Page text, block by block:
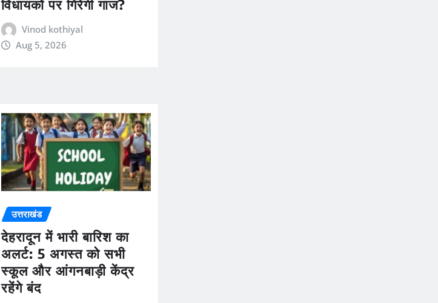
विधायकों पर गिरेगी गाज?
Vinod kothiyal
Aug 5, 2026
उत्तराखंड
देहरादून में भारी बारिश का
अलर्ट: 5 अगस्त को सभी
स्कूल और आंगनबाड़ी केंद्र
रहेंगे बंद